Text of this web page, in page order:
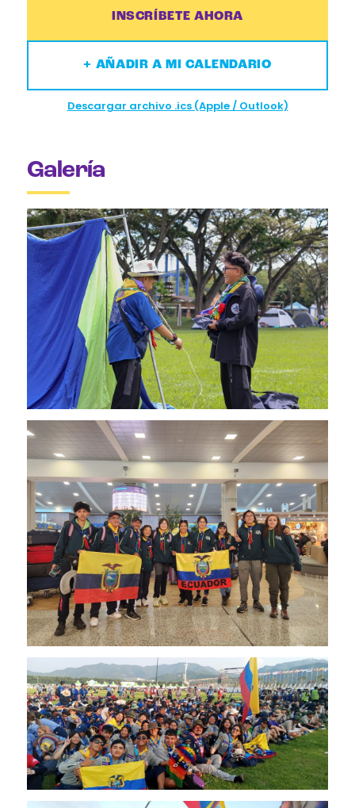
INSCRÍBETE AHORA
+ AÑADIR A MI CALENDARIO
Descargar archivo .ics (Apple / Outlook)
Galería